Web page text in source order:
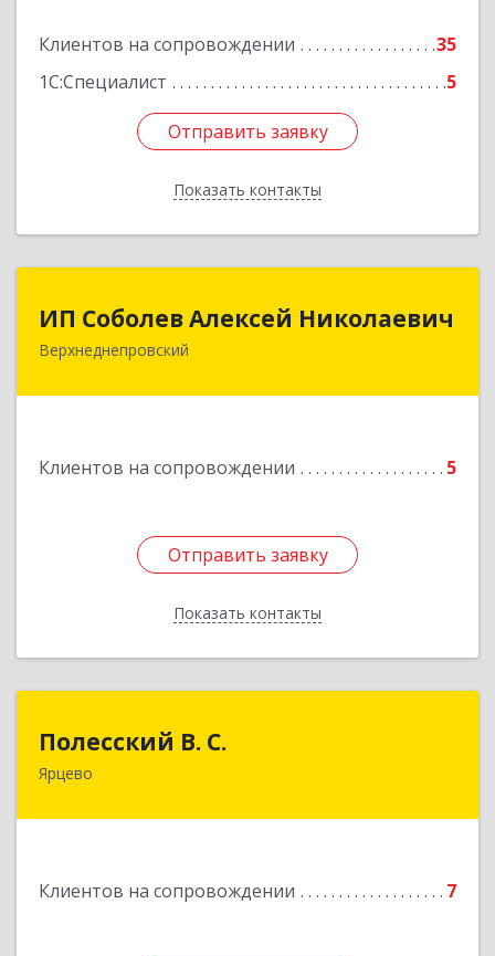
Клиентов на сопровождении
35
1С:Специалист
5
Отправить заявку
Показать контакты
Подробнее
Отправить заявку
Назад
ИП Соболев Алексей Николаевич
Верхнеднепровский
Клиентов на сопровождении 5
Отправить заявку
Показать контакты
ИП Соболев Алексей Николаевич
Отправить заявку
Назад
Полесский В. С.
Ярцево
Клиентов на сопровождении 7